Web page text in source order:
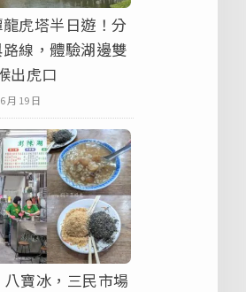
虎塔半日遊！分
線，體驗湖邊雙
出虎口
月 19 日
寶冰，三民市場